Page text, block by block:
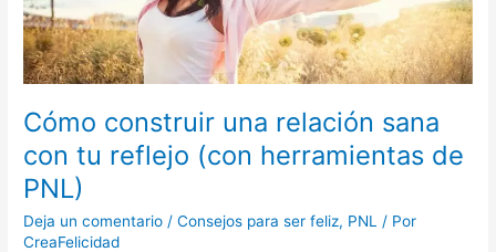
Cómo construir una relación sana
con tu reflejo (con herramientas de
PNL)
Deja un comentario /Consejos para ser feliz, PNL
/ Por
CreaFelicidad
PNL)